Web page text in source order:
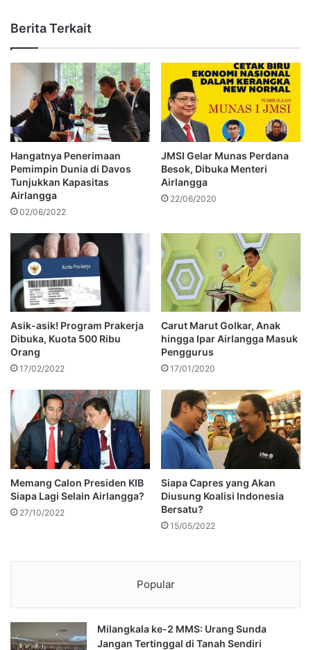
Berita Terkait
Hangatnya Penerimaan
Pemimpin Dunia di Davos
Tunjukkan Kapasitas
Airlangga
02/06/2022
JMSI Gelar Munas Perdana
Besok, Dibuka Menteri
Airlangga
22/06/2020
Asik-asik! Program Prakerja
Dibuka, Kuota 500 Ribu
Orang
17/02/2022
Carut Marut Golkar, Anak
hingga Ipar Airlangga Masuk
Penggurus
17/01/2020
Memang Calon Presiden KIB
Siapa Lagi Selain Airlangga?
27/10/2022
Siapa Capres yang Akan
Diusung Koalisi Indonesia
Bersatu?
15/05/2022
Popular
Milangkala ke-2 MMS: Urang Sunda
Jangan Tertinggal di Tanah Sendiri